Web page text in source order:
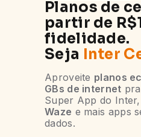
Planos de
partir de
fidelidade.
Seja Inter
Aproveite planos
GBs de internet
Super App do
Waze e mais apps
dados.